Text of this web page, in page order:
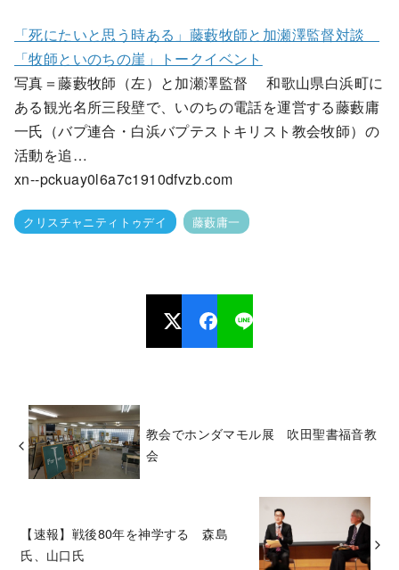
「死にたいと思う時ある」藤藪牧師と加瀬澤監督対談
「牧師といのちの崖」トークイベント
写真＝藤藪牧師（左）と加瀬澤監督 和歌山県白浜町に
ある観光名所三段壁で、いのちの電話を運営する藤藪庸
一氏（バプ連合・白浜バプテストキリスト教会牧師）の
活動を追…
xn--pckuay0l6a7c1910dfvzb.com
クリスチャニティトゥデイ 藤藪庸一
教会でホンダマモル展 吹田聖書福音教
会
【速報】戦後80年を神学する 森島
氏、山口氏